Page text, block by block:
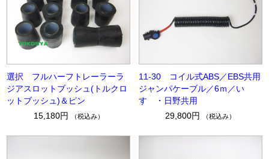
選択 フルハーフトレーラーラ
ジアスロットブッシュ(トルクロ
ットブッシュ)＆ピン
15,180円
（税込み）
11-30 コイル式ABS／EBS共用
ジャンパケーブル／6ｍ／い
すゞ・日野共用
29,800円
（税込み）